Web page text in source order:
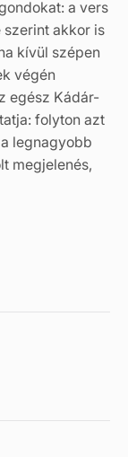
a vers
szerint akkor is
kívül szépen
végén
egész Kádár-
folyton azt
legnagyobb
megjelenés,